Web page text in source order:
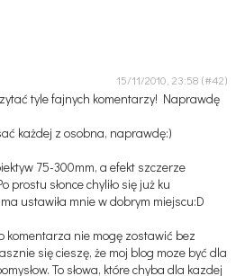
15/11/2010, 23:58
tyle fajnych komentarzy! Naprawdę
każdej z osobna, naprawdę:)
75-300mm, a efekt szczerze
prostu słonce chyliło się już ku
ustawiła mnie w dobrym miejscu:D
komentarza nie mogę zostawić bez
się cieszę, że moj blog moze być dla
To słowa, które chyba dla kazdej